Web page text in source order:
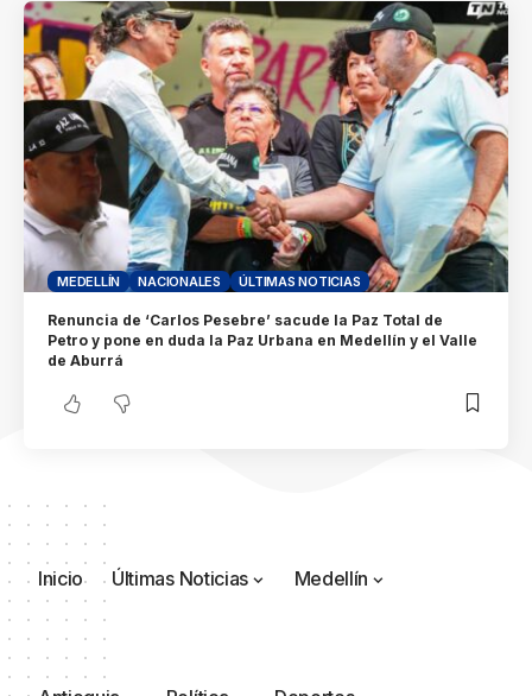
MEDELLÍN NACIONALES ÚLTIMAS NOTICIAS
Renuncia de ‘Carlos Pesebre’ sacude la Paz Total de
Petro y pone en duda la Paz Urbana en Medellín y el Valle
de Aburrá
Inicio Últimas Noticias Medellín